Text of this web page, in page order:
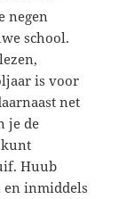
negen
school.
is voor
net
je de
Huub
en inmiddels